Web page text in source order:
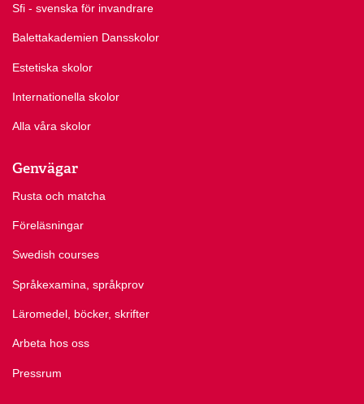
Sfi - svenska för invandrare
Balettakademien Dansskolor
Estetiska skolor
Internationella skolor
Alla våra skolor
Genvägar
Rusta och matcha
Föreläsningar
Swedish courses
Språkexamina, språkprov
Läromedel, böcker, skrifter
Arbeta hos oss
Pressrum